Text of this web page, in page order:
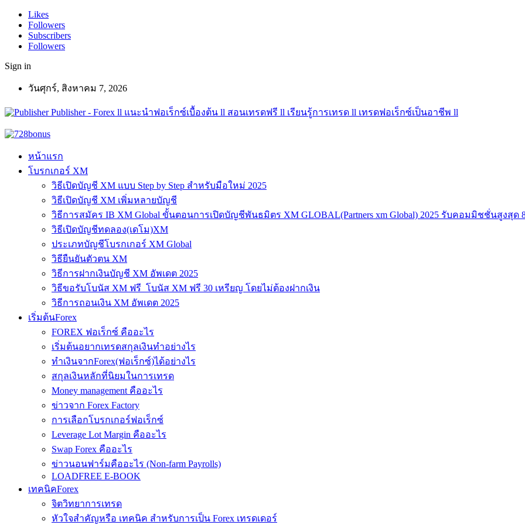
Likes
Followers
Subscribers
Followers
Sign in
วันศุกร์, สิงหาคม 7, 2026
Publisher - Forex ll แนะนำฟอเร็กซ์เบื้องต้น ll สอนเทรดฟรี ll เรียนรู้การเทรด ll เทรดฟอเร็กซ์เป็นอาชีพ ll
หน้าแรก
โบรกเกอร์ XM
วิธีเปิดบัญชี XM แบบ Step by Step สำหรับมือใหม่ 2025
วิธีเปิดบัญชี XM เพิ่มหลายบัญชี
วิธีการสมัคร IB XM Global ขั้นตอนการเปิดบัญชีพันธมิตร XM GLOBAL(Partners xm Global) 2025 รับคอมมิชชั่นสูงสุด
วิธีเปิดบัญชีทดลอง(เดโม)XM
ประเภทบัญชีโบรกเกอร์ XM Global
วิธียืนยันตัวตน XM
วิธีการฝากเงินบัญชี XM อัพเดต 2025
วิธีขอรับโบนัส XM ฟรี โบนัส XM ฟรี 30 เหรียญ โดยไม่ต้องฝากเงิน
วิธีการถอนเงิน XM อัพเดต 2025
เริ่มต้นForex
FOREX ฟอเร็กซ์ คืออะไร
เริ่มต้นอยากเทรดสกุลเงินทำอย่างไร
ทำเงินจากForex(ฟอเร็กซ์)ได้อย่างไร
สกุลเงินหลักที่นิยมในการเทรด
Money management คืออะไร
ข่าวจาก Forex Factory
การเลือกโบรกเกอร์ฟอเร็กซ์
Leverage Lot Margin คืออะไร
Swap Forex คืออะไร
ข่าวนอนฟาร์มคืออะไร (Non-farm Payrolls)
LOADFREE E-BOOK
เทคนิคForex
จิตวิทยาการเทรด
หัวใจสำคัญหรือ เทคนิค สำหรับการเป็น Forex เทรดเดอร์